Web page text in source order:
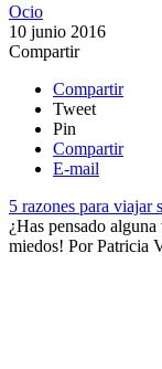
Ocio
10 junio 2016
Compartir
Compartir
Tweet
Pin
Compartir
E-mail
5 razones para viajar
¿Has pensado
miedos! PorPatricia